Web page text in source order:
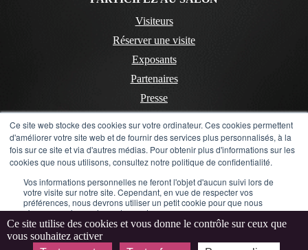
Ce site web stocke des cookies sur votre ordinateur. Ces cookies permettent
d'améliorer votre site web et de fournir des services plus personnalisés, à la
fois sur ce site et via d'autres médias. Pour obtenir plus d'informations sur les
cookies que nous utilisons, consultez notre politique de confidentialité.
Vos informations personnelles ne feront l'objet d'aucun suivi lors de
votre visite sur notre site. Cependant, en vue de respecter vos
préférences, nous devrons utiliser un petit cookie pour que nous
n'ayons pas à vous les redemander.
Accepter Refuser
Visiteurs
Réserver une visite
Exposants
Partenaires
Presse
CONTACT
Contactez-nous
Mentions Légales
Politique de confidentialité
LinkedIn Instagram Flickr YouTube
Ce site utilise des cookies et vous donne le contrôle sur ceux que
vous souhaitez activer